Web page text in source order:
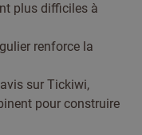
plus difficiles à
renforce la
sur Tickiwi,
pour construire